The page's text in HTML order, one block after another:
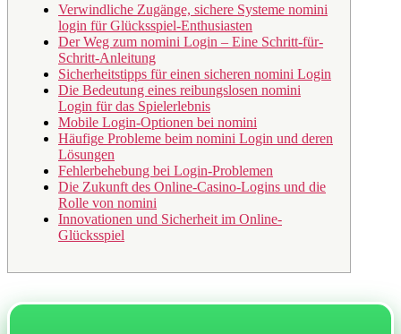
Verwindliche Zugänge, sichere Systeme nomini
login für Glücksspiel-Enthusiasten
Der Weg zum nomini Login – Eine Schritt-für-
Schritt-Anleitung
Sicherheitstipps für einen sicheren nomini Login
Die Bedeutung eines reibungslosen nomini
Login für das Spielerlebnis
Mobile Login-Optionen bei nomini
Häufige Probleme beim nomini Login und deren
Lösungen
Fehlerbehebung bei Login-Problemen
Die Zukunft des Online-Casino-Logins und die
Rolle von nomini
Innovationen und Sicherheit im Online-
Glücksspiel